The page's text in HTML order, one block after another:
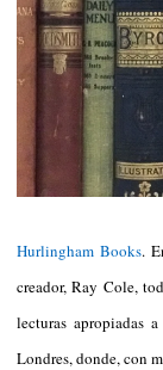
Hurlingham Books.
creador, Ray Cole,
lecturas apropiadas
Londres, donde, con